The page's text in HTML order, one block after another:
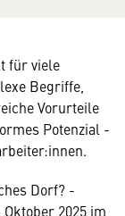
für viele
Begriffe,
Vorurteile
Potenzial -
Dorf? -
2025 im